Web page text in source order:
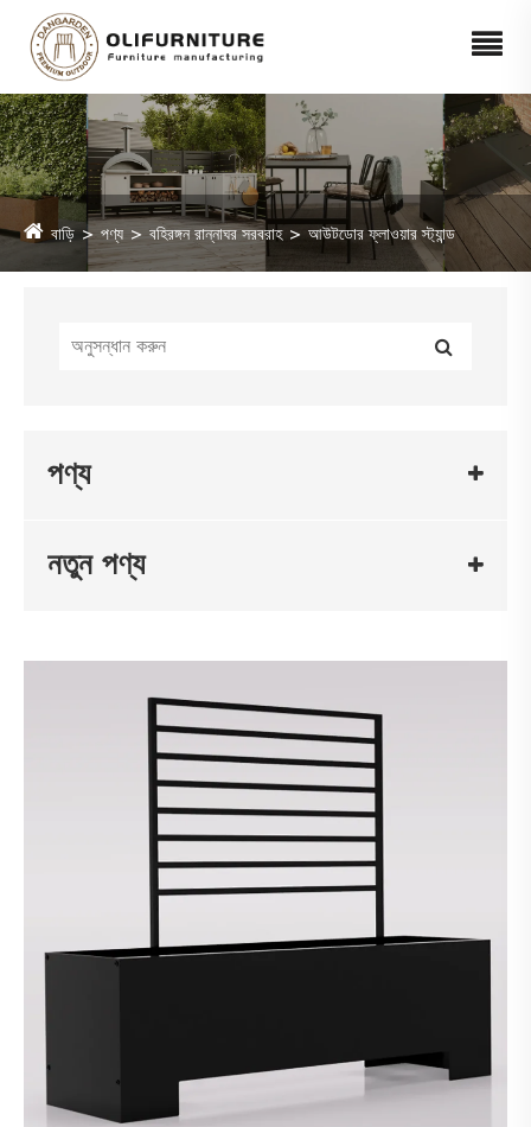
বাড়ি পণ্য বহিরঙ্গন রান্নাঘর সরবরাহ আউটডোর ফ্লাওয়ার স্ট্যান্ড
পণ্য
নতুন পণ্য